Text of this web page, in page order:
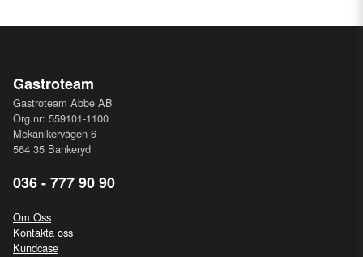
Gastroteam
Gastroteam Abbe AB
Org.nr: 559101-1100
Mekanikervägen 6
564 35 Bankeryd
036 - 777 90 90
Om Oss
Kontakta oss
Kundcase